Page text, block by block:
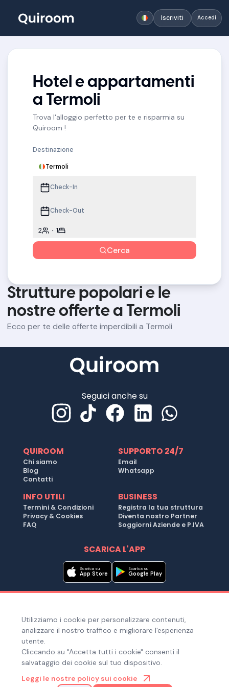
Iscriviti Accedi
Hotel e appartamenti
a Termoli
Trova l'alloggio perfetto per te e risparmia su
Quiroom !
Destinazione
Termoli
2 1
Cerca
Strutture popolari e le
nostre offerte a Termoli
Ecco per te delle offerte imperdibili a Termoli
Seguici anche su
QUIROOM
Chi siamo
Blog
Contatti
SUPPORTO 24/7
Email
Whatsapp
INFO UTILI
Termini & Condizioni
Privacy & Cookies
FAQ
BUSINESS
Registra la tua struttura
Diventa nostro Partner
Soggiorni Aziende e P.IVA
SCARICA L'APP
Scarica su
App Store
Scarica su
Google Play
Hai bisogno di aiuto ?
Laura Bassi Veratti 1, 40137, Bologna (BO), Italia | Cod. Fiscale
Utilizziamo i cookie per personalizzare contenuti,
analizzare il nostro traffico e migliorare l'esperienza
utente.
Cliccando su "Accetta tutti i cookie" consenti il
salvataggio dei cookie sul tuo dispositivo.
Leggi le nostre policy sui cookie